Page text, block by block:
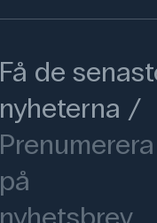
Få de
nyheterna
Prenumerera
på